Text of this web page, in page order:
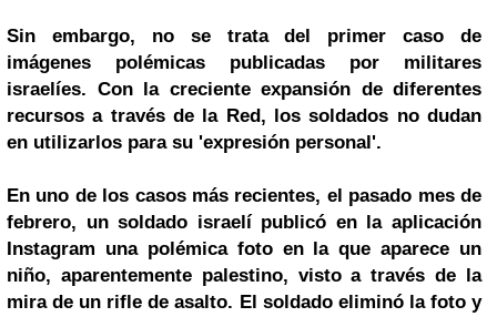
Sin embargo, no se trata del primer caso de
imágenes polémicas publicadas por militares
israelíes. Con la creciente expansión de diferentes
recursos a través de la Red, los soldados no dudan
en utilizarlos para su 'expresión personal'.
En uno de los casos más recientes, el pasado mes de
febrero, un soldado israelí publicó en la aplicación
Instagram una polémica foto en la que aparece un
niño, aparentemente palestino, visto a través de la
mira de un rifle de asalto. El soldado eliminó la foto y